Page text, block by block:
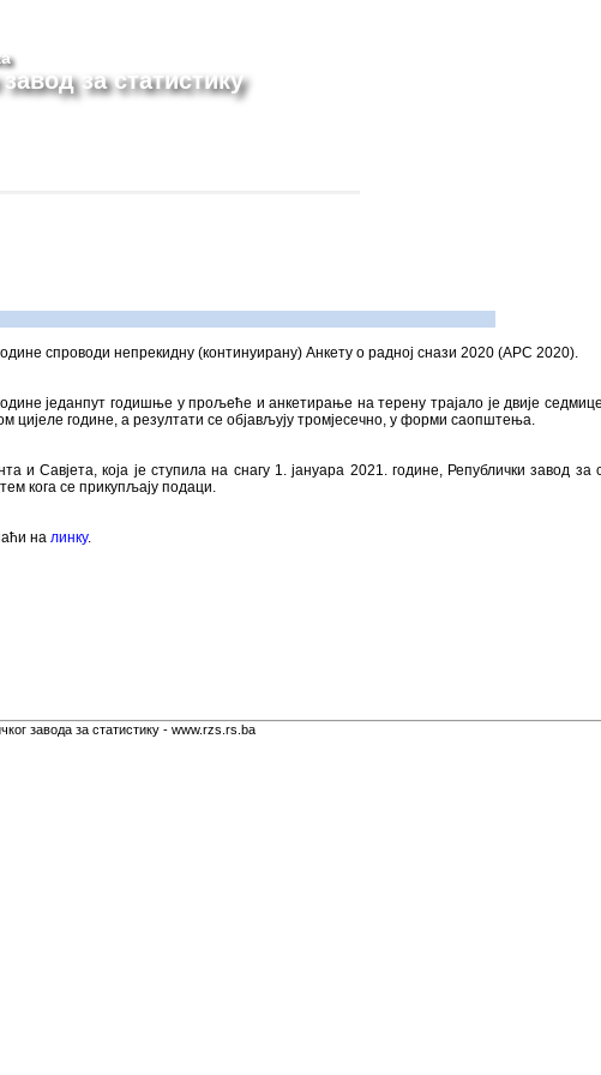
за статистику
спроводи непрекидну (континуирану) Анкету о радној снази 2020 (АРС 2020).
једанпут годишње у прољеће и анкетирање на терену трајало је двије
цијеле године, а резултати се објављују тромјесечно, у форми саопштења.
и Савјета, која је ступила на снагу 1. јануара 2021. године, Републички завод
кога се прикупљају подаци.
на линку.
завода за статистику - www.rzs.rs.ba